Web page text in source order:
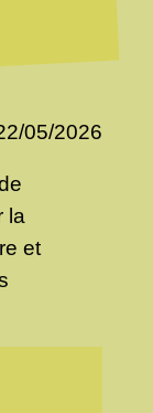
05/2026
la
et